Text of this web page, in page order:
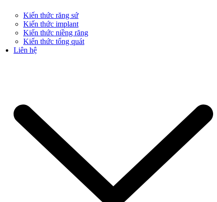
Kiến thức răng sứ
Kiến thức implant
Kiến thức niềng răng
Kiến thức tổng quát
Liên hệ